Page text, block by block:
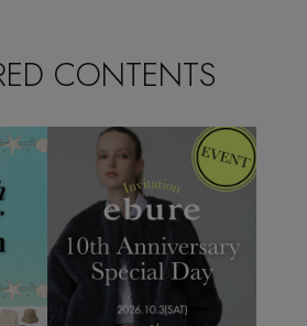
CONTENTS